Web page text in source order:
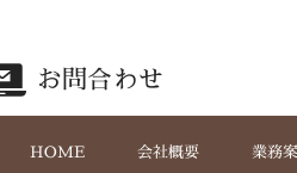
お問合わせ
HOME 会社概要 業務